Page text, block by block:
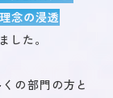
念の浸透
した。
の部門の方と